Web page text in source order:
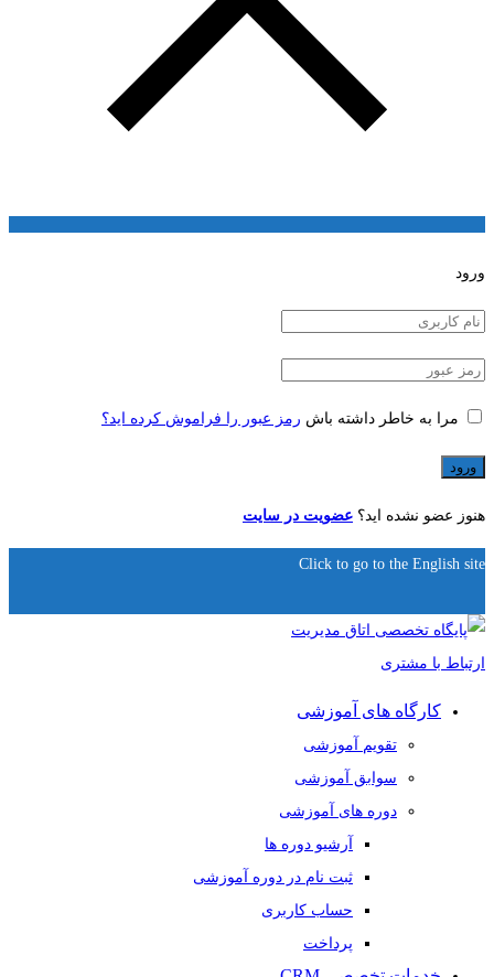
ورود
مرا به خاطر داشته باش رمز عبور را فراموش کرده اید؟
هنوز عضو نشده اید؟ عضویت در سایت
Click to go to the English site
کارگاه های آموزشی
تقویم آموزشی
سوابق آموزشی
دوره های آموزشی
آرشیو دوره ها
ثبت نام در دوره آموزشی
حساب کاربری
پرداخت